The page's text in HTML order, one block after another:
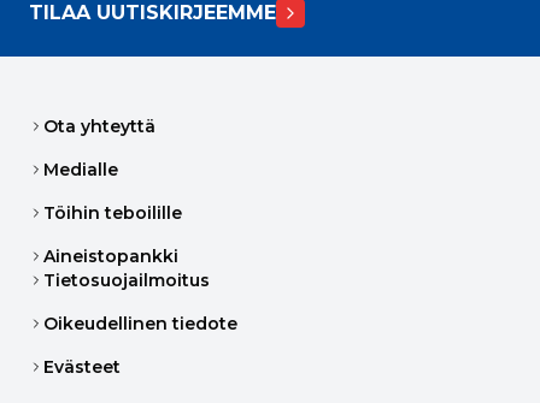
TILAA UUTISKIRJEEMME
Ota yhteyttä
Medialle
Töihin teboilille
Aineistopankki
Tietosuojailmoitus
Oikeudellinen tiedote
Evästeet